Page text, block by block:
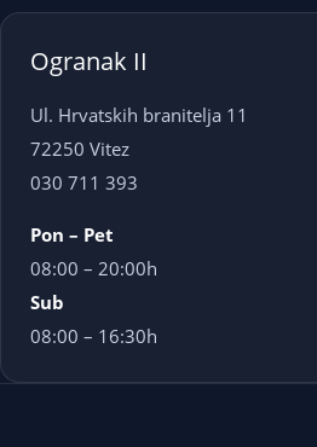
Ogranak II
Ul. Hrvatskih branitelja 11
72250 Vitez
030 711 393
Pon – Pet
08:00 – 20:00h
Sub
08:00 – 16:30h